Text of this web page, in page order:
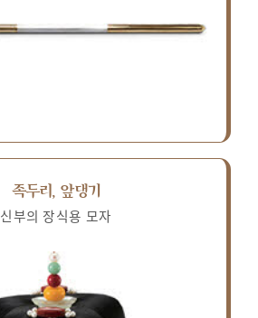
족두리, 앞댕기
신부의 장식용 모자